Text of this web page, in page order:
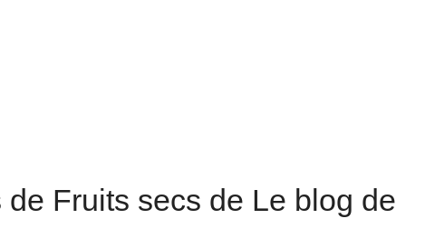
Fruits secs de Le blog de